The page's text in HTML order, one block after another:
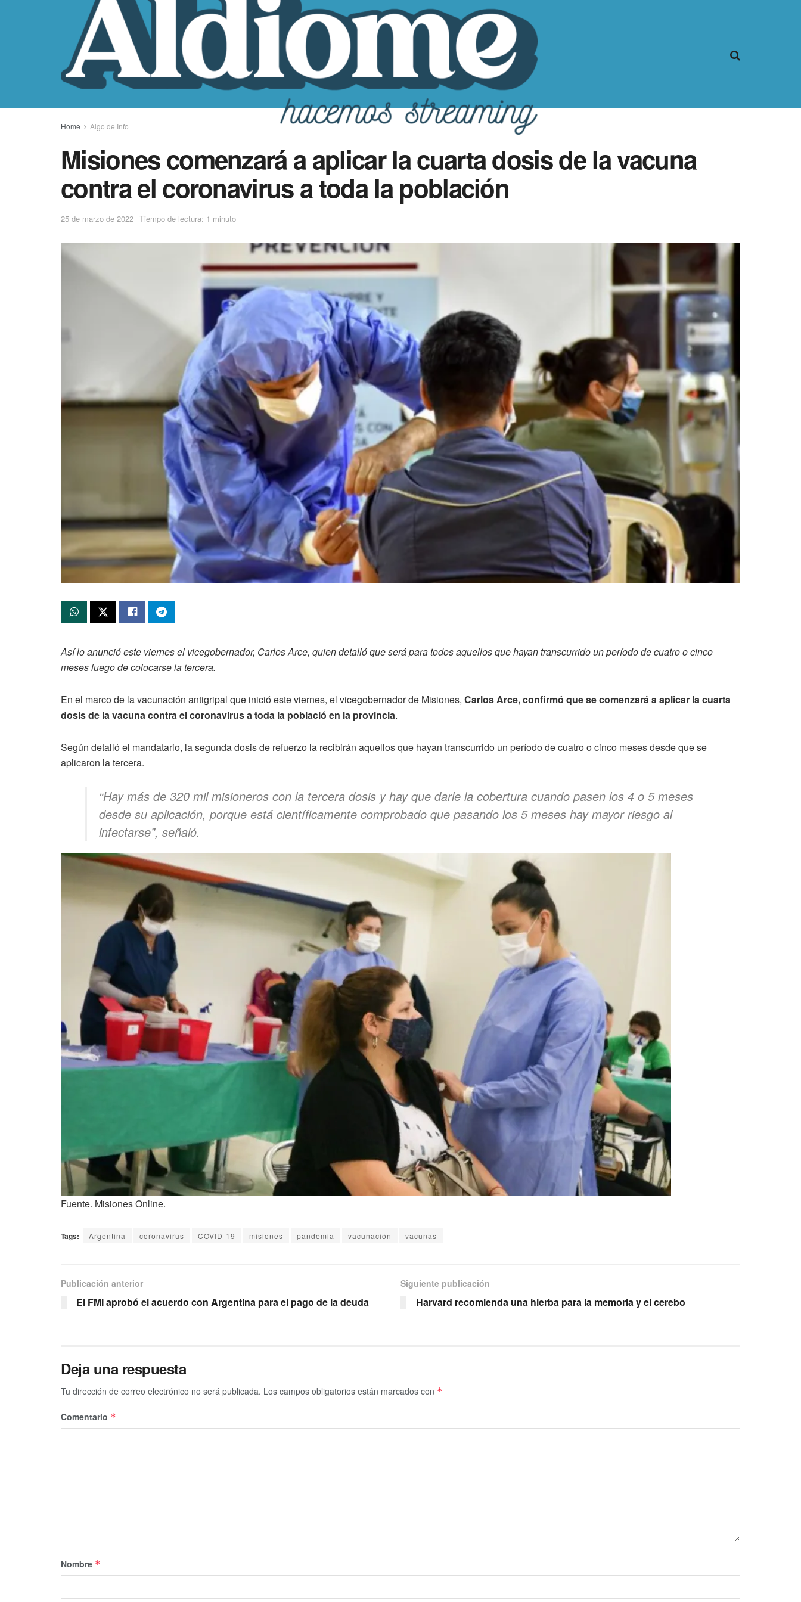
Home Algo de Info
Misiones comenzará a aplicar la cuarta dosis de la vacuna
contra el coronavirus a toda la población
25 de marzo de 2022 Tiempo de lectura: 1 minuto
Así lo anunció este viernes el vicegobernador, Carlos Arce, quien detalló que será para todos aquellos que hayan transcurrido un período de cuatro o cinco
meses luego de colocarse la tercera.
En el marco de la vacunación antigripal que inició este viernes, el vicegobernador de Misiones, Carlos Arce, confirmó que se comenzará a aplicar la cuarta
dosis de la vacuna contra el coronavirus a toda la població en la provincia.
Según detalló el mandatario, la segunda dosis de refuerzo la recibirán aquellos que hayan transcurrido un período de cuatro o cinco meses desde que se
aplicaron la tercera.
“Hay más de 320 mil misioneros con la tercera dosis y hay que darle la cobertura cuando pasen los 4 o 5 meses
desde su aplicación, porque está científicamente comprobado que pasando los 5 meses hay mayor riesgo al
infectarse”, señaló.
Fuente. Misiones Online.
Tags: Argentina coronavirus COVID-19 misiones pandemia vacunación vacunas
Publicación anterior
El FMI aprobó el acuerdo con Argentina para el pago de la deuda
Siguiente publicación
Harvard recomienda una hierba para la memoria y el cerebo
Deja una respuesta
Tu dirección de correo electrónico no será publicada. Los campos obligatorios están marcados con *
Comentario *
Nombre *